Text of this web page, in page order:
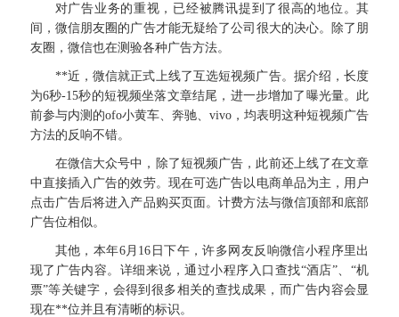
对广告业务的重视，已经被腾讯提到了很高的地位。其
间，微信朋友圈的广告才能无疑给了公司很大的决心。除了朋
友圈，微信也在测验各种广告方法。
**近，微信就正式上线了互选短视频广告。据介绍，长度
为6秒-15秒的短视频坐落文章结尾，进一步增加了曝光量。此
前参与内测的ofo小黄车、奔驰、vivo，均表明这种短视频广告
方法的反响不错。
在微信大众号中，除了短视频广告，此前还上线了在文章
中直接插入广告的效劳。现在可选广告以电商单品为主，用户
点击广告后将进入产品购买页面。计费方法与微信顶部和底部
广告位相似。
其他，本年6月16日下午，许多网友反响微信小程序里出
现了广告内容。详细来说，通过小程序入口查找“酒店”、“机
票”等关键字，会得到很多相关的查找成果，而广告内容会显
现在**位并且有清晰的标识。